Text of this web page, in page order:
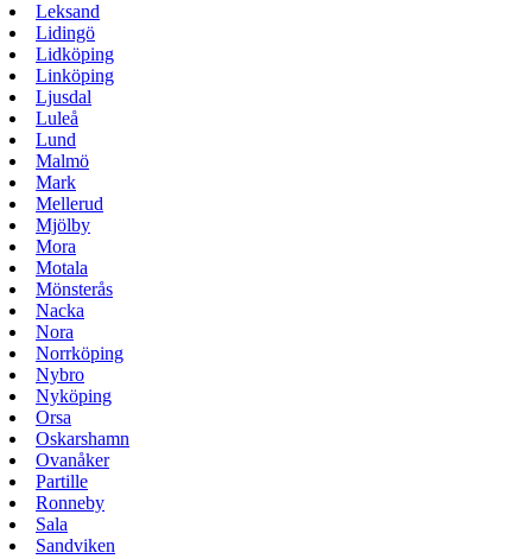
Leksand
Lidingö
Lidköping
Linköping
Ljusdal
Luleå
Lund
Malmö
Mark
Mellerud
Mjölby
Mora
Motala
Mönsterås
Nacka
Nora
Norrköping
Nybro
Nyköping
Orsa
Oskarshamn
Ovanåker
Partille
Ronneby
Sala
Sandviken